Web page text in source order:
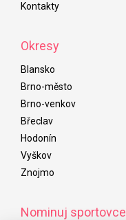
Kontakty
Okresy
Blansko
Brno-město
Brno-venkov
Břeclav
Hodonín
Vyškov
Znojmo
Nominuj sportovce